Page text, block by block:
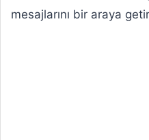
mesajlarını bir araya